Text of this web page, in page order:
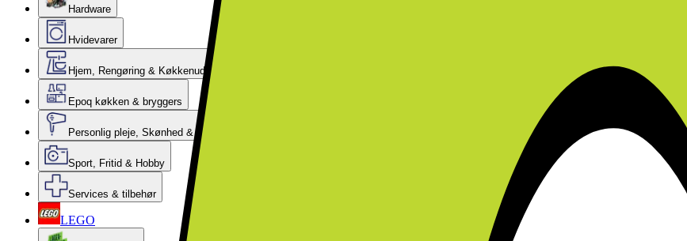
Hardware
Hvidevarer
Hjem, Rengøring & Køkkenudstyr
Epoq køkken & bryggers
Personlig pleje, Skønhed & Velvære
Sport, Fritid & Hobby
Services & tilbehør
LEGO